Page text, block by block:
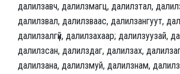
далилзавч, далилзмагц, далилзтал,
далилзвал, далилзваас, далилзангуут,
далилзалгүй, далилзахаар; далилзуузай,
далилзсан, далилздаг, далилзах,
далилзана, далилзмуй, далилзнам,